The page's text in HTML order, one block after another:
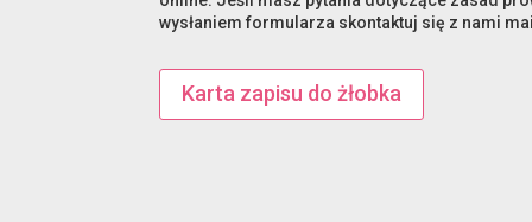
wysłaniem formularza skontaktuj się z nami
Karta zapisu do żłobka